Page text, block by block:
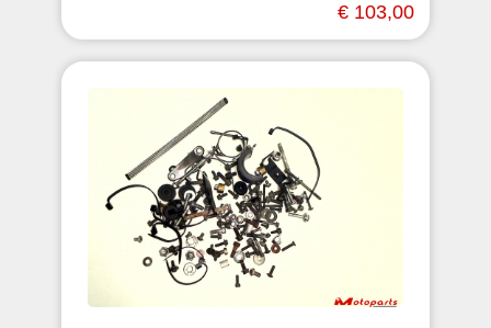
€ 103,00